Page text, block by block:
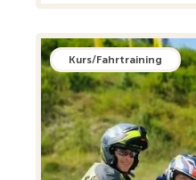
Kurs/Fahrtraining